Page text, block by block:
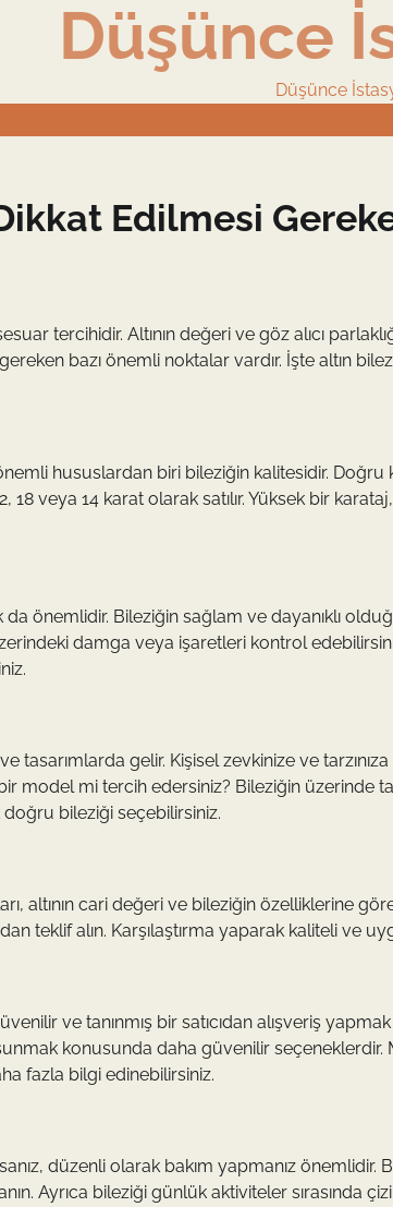
Düşünce
Düşünce
Edilmesi
tercihidir. Altının değeri ve göz alıcı
bazı önemli noktalar vardır. İşte altın
hususlardan biri bileziğin kalitesidir.
veya 14 karat olarak satılır. Yüksek bir
da önemlidir. Bileziğin sağlam ve dayanıklı
damga veya işaretleri kontrol
tasarımlarda gelir. Kişisel zevkinize ve
model mi tercih edersiniz? Bileziğin üzerinde
bileziği seçebilirsiniz.
altının cari değeri ve bileziğin özelliklerine
teklif alın. Karşılaştırma yaparak kaliteli ve
ve tanınmış bir satıcıdan alışveriş
konusunda daha güvenilir seçeneklerdir.
fazla bilgi edinebilirsiniz.
düzenli olarak bakım yapmanız
Ayrıca bileziği günlük aktiviteler sırasında